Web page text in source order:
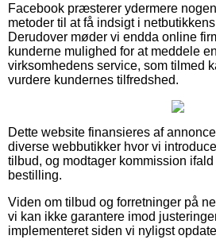
Facebook præsterer ydermere
metoder til at få indsigt i
Derudover møder vi endda online
kunderne mulighed for at meddele
virksomhedens service, som tilmed
vurdere kundernes tilfredshed.
Dette website finansieres af
diverse webbutikker hvor vi
tilbud, og modtager kommission
bestilling.
Viden om tilbud og forretninger på
vi kan ikke garantere imod
implementeret siden vi nyligst